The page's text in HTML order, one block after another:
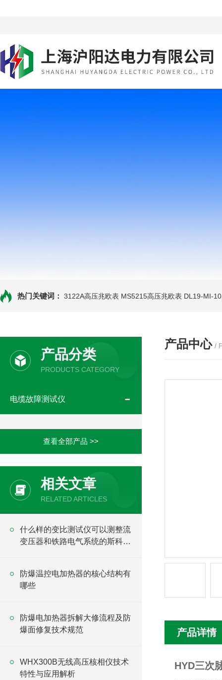
热门关键词： 3122A高压兆欧表 MS5215高压兆欧表 DL19-MI-
产品分类
PRODUCTS CATEGORY
电缆故障测试仪
查看全部产品 >>
相关文章
RELATED ARTICLES
什么样的变比测试仪可以测整流
变压器和铁路电气系统的斯科特
防爆温控电加热器的核心结构有
哪些
防爆电加热器拆解大修流程及防
爆面修复技术规范
WHX300B无线高压核相仪技术
特性与应用解析
产品中心 /
产品详情
HYD三次